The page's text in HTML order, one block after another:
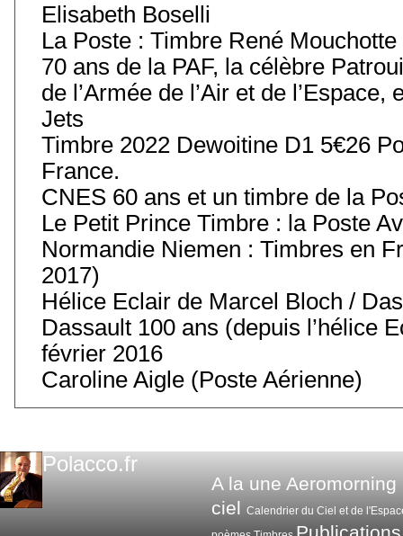
Elisabeth Boselli
La Poste : Timbre René Mouchotte
70 ans de la PAF, la célèbre
de l’Armée de l’Air et de
Jets
Timbre 2022 Dewoitine D1 5€26
France.
CNES 60 ans et un timbre de la
Le Petit Prince Timbre : la Poste
Normandie Niemen : Timbres en
2017)
Hélice Eclair de Marcel Bloch /
Dassault 100 ans (depuis l’hélice
février 2016
Caroline Aigle (Poste Aérienne)
Polacco.fr
A la une Aeromorning
ciel Calendrier du Ciel et de